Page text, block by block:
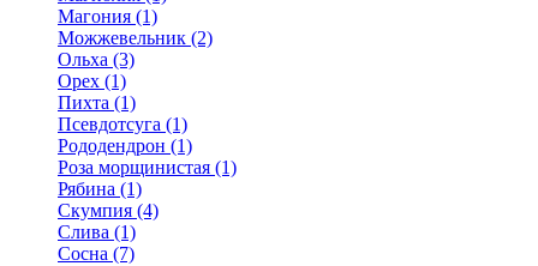
Магония (1)
Можжевельник (2)
Ольха (3)
Орех (1)
Пихта (1)
Псевдотсуга (1)
Рододендрон (1)
Роза морщинистая (1)
Рябина (1)
Скумпия (4)
Слива (1)
Сосна (7)